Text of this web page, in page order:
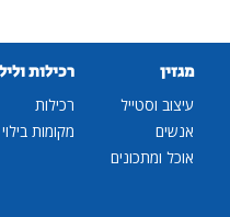
מגזין
עיצוב וסטייל
אנשים
אוכל ומתכונים
רכילות
רכילות
מקומות בילוי